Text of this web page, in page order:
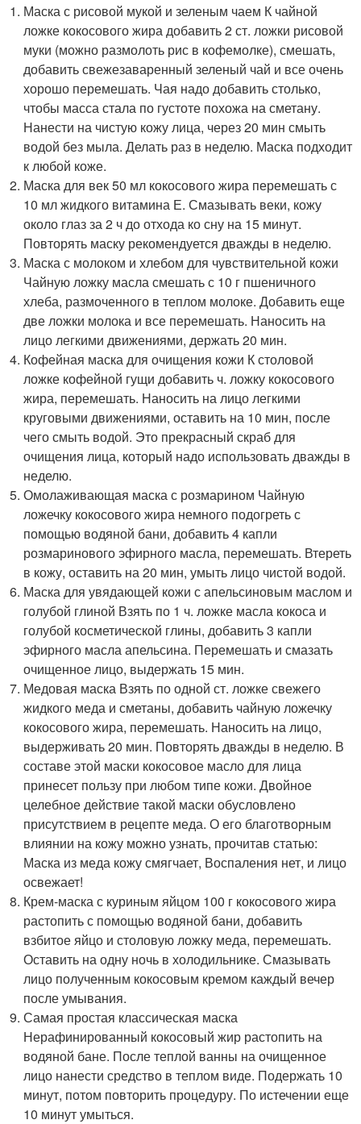
Маска с рисовой мукой и зеленым чаем К чайной
ложке кокосового жира добавить 2 ст. ложки рисовой
муки (можно размолоть рис в кофемолке), смешать,
добавить свежезаваренный зеленый чай и все очень
хорошо перемешать. Чая надо добавить столько,
чтобы масса стала по густоте похожа на сметану.
Нанести на чистую кожу лица, через 20 мин смыть
водой без мыла. Делать раз в неделю. Маска подходит
к любой коже.
Маска для век 50 мл кокосового жира перемешать с
10 мл жидкого витамина Е. Смазывать веки, кожу
около глаз за 2 ч до отхода ко сну на 15 минут.
Повторять маску рекомендуется дважды в неделю.
Маска с молоком и хлебом для чувствительной кожи
Чайную ложку масла смешать с 10 г пшеничного
хлеба, размоченного в теплом молоке. Добавить еще
две ложки молока и все перемешать. Наносить на
лицо легкими движениями, держать 20 мин.
Кофейная маска для очищения кожи К столовой
ложке кофейной гущи добавить ч. ложку кокосового
жира, перемешать. Наносить на лицо легкими
круговыми движениями, оставить на 10 мин, после
чего смыть водой. Это прекрасный скраб для
очищения лица, который надо использовать дважды в
неделю.
Омолаживающая маска с розмарином Чайную
ложечку кокосового жира немного подогреть с
помощью водяной бани, добавить 4 капли
розмаринового эфирного масла, перемешать. Втереть
в кожу, оставить на 20 мин, умыть лицо чистой водой.
Маска для увядающей кожи с апельсиновым маслом и
голубой глиной Взять по 1 ч. ложке масла кокоса и
голубой косметической глины, добавить 3 капли
эфирного масла апельсина. Перемешать и смазать
очищенное лицо, выдержать 15 мин.
Медовая маска Взять по одной ст. ложке свежего
жидкого меда и сметаны, добавить чайную ложечку
кокосового жира, перемешать. Наносить на лицо,
выдерживать 20 мин. Повторять дважды в неделю. В
составе этой маски кокосовое масло для лица
принесет пользу при любом типе кожи. Двойное
целебное действие такой маски обусловлено
присутствием в рецепте меда. О его благотворным
влиянии на кожу можно узнать, прочитав статью:
Маска из меда кожу смягчает, Воспаления нет, и лицо
освежает!
Крем-маска с куриным яйцом 100 г кокосового жира
растопить с помощью водяной бани, добавить
взбитое яйцо и столовую ложку меда, перемешать.
Оставить на одну ночь в холодильнике. Смазывать
лицо полученным кокосовым кремом каждый вечер
после умывания.
Самая простая классическая маска
Нерафинированный кокосовый жир растопить на
водяной бане. После теплой ванны на очищенное
лицо нанести средство в теплом виде. Подержать 10
минут, потом повторить процедуру. По истечении еще
10 минут умыться.